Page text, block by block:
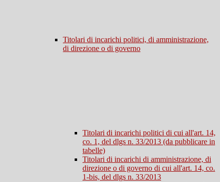
Titolari di incarichi politici, di amministrazione,
di direzione o di governo
Titolari di incarichi politici di cui all'art. 14,
co. 1, del dlgs n. 33/2013 (da pubblicare in
tabelle)
Titolari di incarichi di amministrazione, di
direzione o di governo di cui all'art. 14, co.
1-bis, del dlgs n. 33/2013